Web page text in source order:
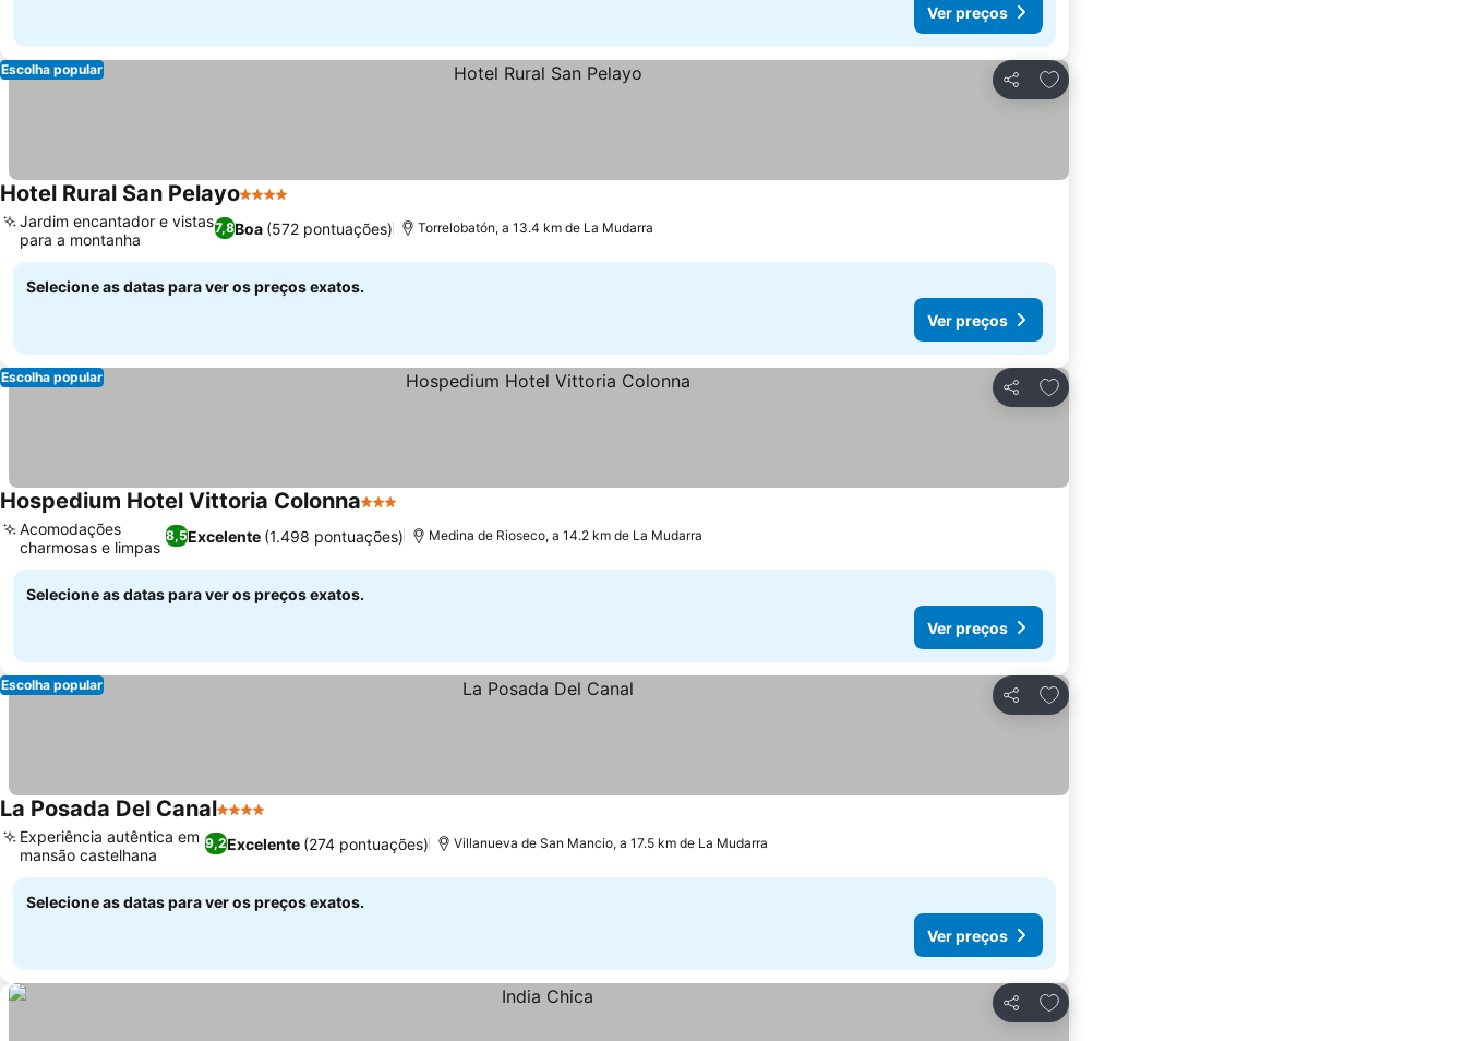
Ver preços
Partilhar
Adicionar aos favoritos
Escolha popular
Hotel Rural San Pelayo4 Estrelas
7,8Boa (572 pontuações)
Jardim encantador e vistas
para a montanha
Torrelobatón, a 13.4 km de La Mudarra
Selecione as datas para ver os preços exatos.
Ver preços
Partilhar
Adicionar aos favoritos
Escolha popular
Hospedium Hotel Vittoria Colonna3 Estrelas
8,5Excelente (1.498 pontuações)
Acomodações
charmosas e limpas
Medina de Rioseco, a 14.2 km de La Mudarra
Selecione as datas para ver os preços exatos.
Ver preços
Partilhar
Adicionar aos favoritos
Escolha popular
La Posada Del Canal4 Estrelas
9,2Excelente (274 pontuações)
Experiência autêntica em
mansão castelhana
Villanueva de San Mancio, a 17.5 km de La Mudarra
Selecione as datas para ver os preços exatos.
Ver preços
Partilhar
Adicionar aos favoritos